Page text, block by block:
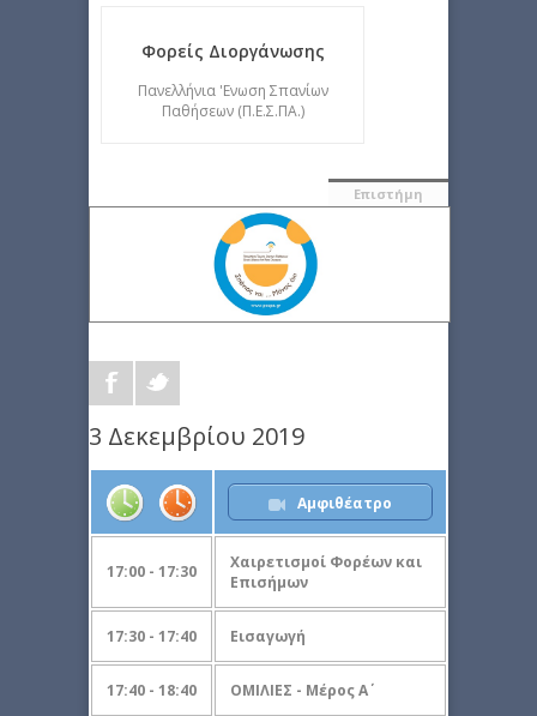
Φορείς Διοργάνωσης
Πανελλήνια 'Ενωση Σπανίων
Παθήσεων (Π.Ε.Σ.ΠΑ.)
Επιστήμη
3 Δεκεμβρίου 2019
Αμφιθέατρο
17:00 - 17:30
Χαιρετισμοί Φορέων και
Επισήμων
17:30 - 17:40 Εισαγωγή
17:40 - 18:40 ΟΜΙΛΙΕΣ - Μέρος Α΄